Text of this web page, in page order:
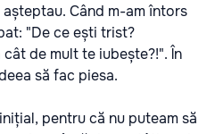
Când m-am întors
"De ce ești trist?
de mult te iubește?!". În
să fac piesa.
pentru că nu puteam să